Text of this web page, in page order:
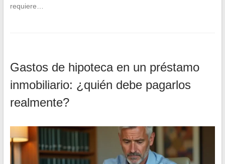
requiere…
Gastos de hipoteca en un préstamo
inmobiliario: ¿quién debe pagarlos
realmente?